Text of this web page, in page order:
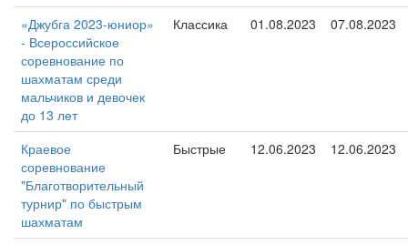
«Джубга 2023-юниор»
- Всероссийское
соревнование по
шахматам среди
мальчиков и девочек
до 13 лет
Классика 01.08.2023 07.08.2023
Краевое
соревнование
"Благотворительный
турнир" по быстрым
шахматам
Быстрые 12.06.2023 12.06.2023